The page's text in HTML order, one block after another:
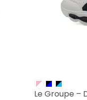
Le Groupe –